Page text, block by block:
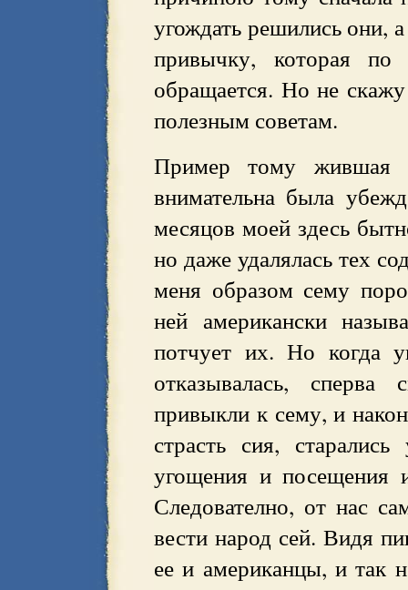
угождать решились они,
привычку, которая по
обращается. Но не
полезным советам.
Пример тому жившая
внимательна была
месяцов моей здесь
но даже удалялась тех
меня образом сему
ней американски
потчует их. Но когда
отказывалась,
привыкли к сему, и
страсть сия,
угощения и посещения
Следователно, от нас
вести народ сей. Видя
ее и американцы, и так